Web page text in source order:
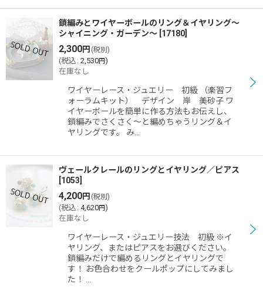
鎖編みとワイヤーボールのリング＆イヤリング〜
シャイニング・ガーデン〜 17180
2,300円 (税別)
(税込 : 2,530円)
在庫なし
ワイヤーレース・ジュエリー 初級 （楽習フ
ォーラムキット） デザイン 岸 美砂子 ワ
イヤーボールを簡単に作る方法もお伝えし、
鎖編みでさくさく〜と編めちゃうリング＆イ
ヤリングです。 み…
ヴェールクレールのリングとイヤリング／ピアス
1053
4,200円 (税別)
(税込 : 4,620円)
在庫なし
ワイヤーレース・ジュエリー技法 初級 ※イ
ヤリング、またはピアスをお選びください。
鎖編みだけで編めるリングとイヤリングで
す！ お色合わせをクールポップにしてみまし
た！ …